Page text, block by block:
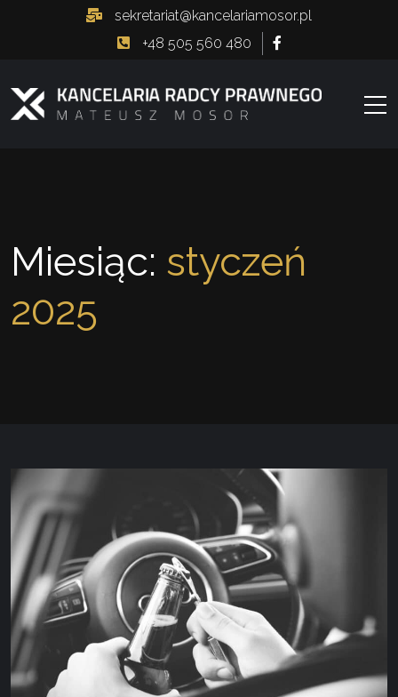
sekretariat@kancelariamosor.pl
+48 505 560 480
Miesiąc: styczeń
2025